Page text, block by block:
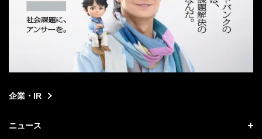
企業・IR
ニュース